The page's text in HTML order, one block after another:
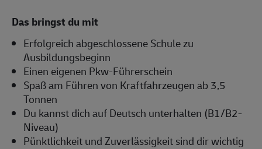
Das bringst du mit
Erfolgreich abgeschlossene Schule zu
Ausbildungsbeginn
Einen eigenen Pkw-Führerschein
Spaß am Führen von Kraftfahrzeugen ab 3,5
Tonnen
Du kannst dich auf Deutsch unterhalten (B1/B2-
Niveau)
Pünktlichkeit und Zuverlässigkeit sind dir wichtig